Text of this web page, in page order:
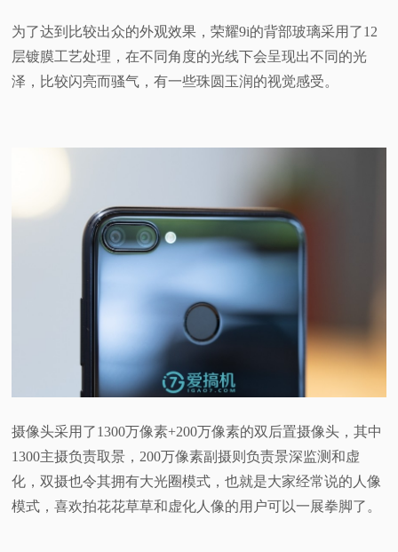
为了达到比较出众的外观效果，荣耀9i的背部玻璃采用了12
层镀膜工艺处理，在不同角度的光线下会呈现出不同的光
泽，比较闪亮而骚气，有一些珠圆玉润的视觉感受。
摄像头采用了1300万像素+200万像素的双后置摄像头，其中
1300主摄负责取景，200万像素副摄则负责景深监测和虚
化，双摄也令其拥有大光圈模式，也就是大家经常说的人像
模式，喜欢拍花花草草和虚化人像的用户可以一展拳脚了。